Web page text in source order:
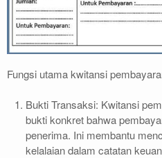
Fungsi utama kwitansi
Bukti Transaksi: Kwitansi
bukti konkret bahwa
penerima. Ini membantu
kelalaian dalam catatan